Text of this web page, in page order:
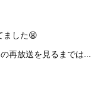
ました😫
再放送を見るまでは...